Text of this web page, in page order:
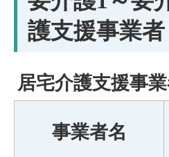
護支援事業者
居宅介護支援事
事業者名